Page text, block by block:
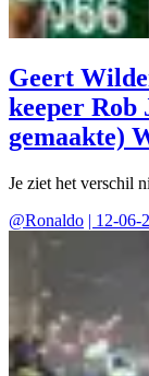
Geert
keeper
gemaakte)
Je ziet het verschil
@Ronaldo | 12-06-